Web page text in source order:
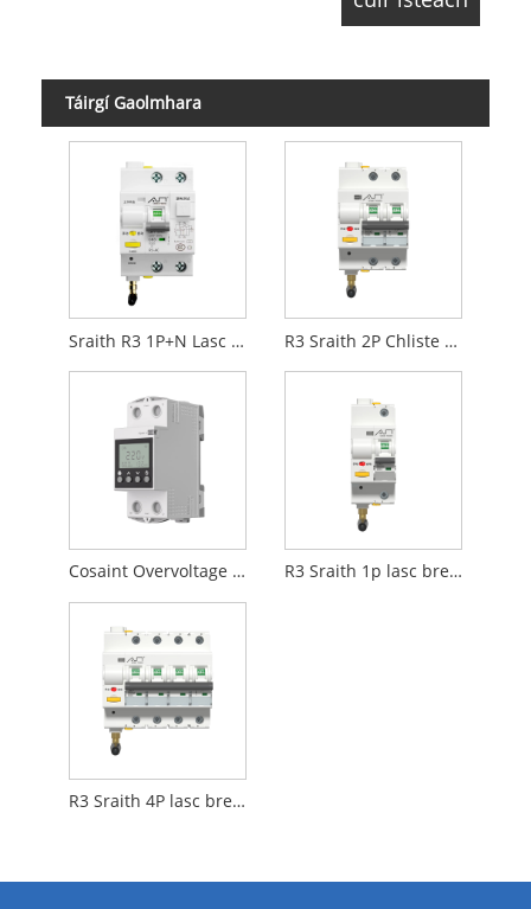
Táirgí Gaolmhara
Sraith R3 1P+N Lasc Briste Cuarda Chliste R3 Sraith 2P Chliste Chuarda Breaker Athraigh
Cosaint Overvoltage Lasc Sealaíochta Cliste R3 Sraith 1p lasc breaker ciorcad cliste
R3 Sraith 4P lasc breaker ciorcad cliste